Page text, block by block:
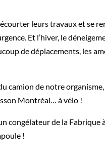
leurs travaux et se
Et l’hiver, le
de déplacements, les
camion de notre
Montréal… à vélo !
congélateur de la Fabrique
!